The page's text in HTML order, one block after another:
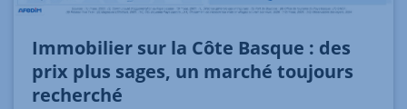
Immobilier sur la Côte Basque : des
prix plus sages, un marché toujours
recherché